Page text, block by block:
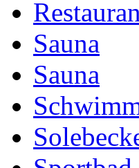
Sauna
Sauna